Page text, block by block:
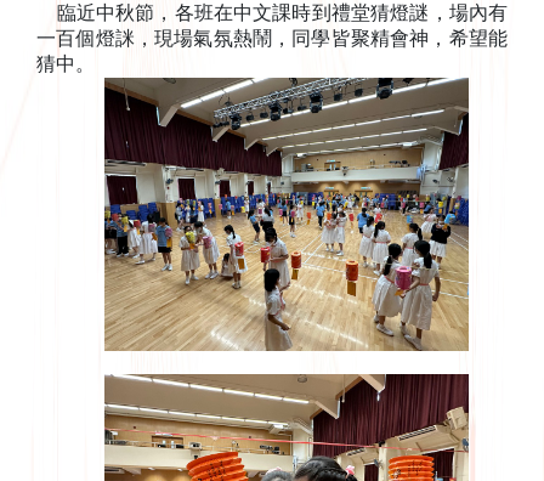
臨近中秋節，各班在中文課時到禮堂猜燈謎，場內有
一百個燈詸，現場氣氛熱鬧，同學皆聚精會神，希望能
猜中。